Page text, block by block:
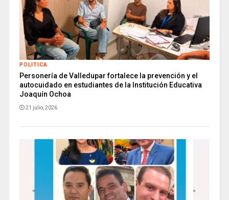
POLITICA
Personería de Valledupar fortalece la prevención y el
autocuidado en estudiantes de la Institución Educativa
Joaquín Ochoa
21 julio, 2026